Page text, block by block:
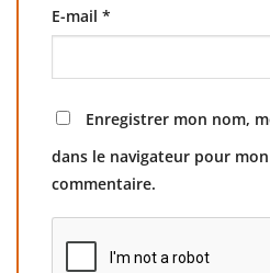
E-mail *
Enregistrer mon nom,
dans le navigateur pour
commentaire.